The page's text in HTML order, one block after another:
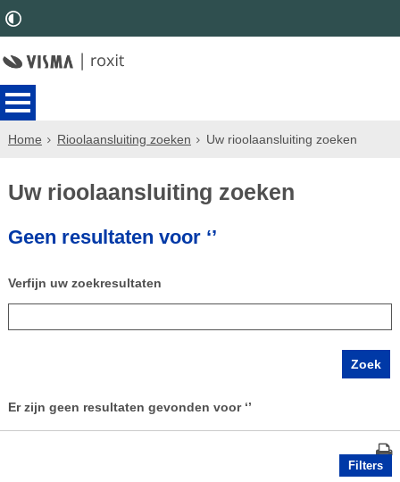
Home Rioolaansluiting zoeken Uw rioolaansluiting zoeken
Uw rioolaansluiting zoeken
Geen resultaten voor ‘’
Verfijn uw zoekresultaten
Er zijn geen resultaten gevonden voor ‘’
Filters